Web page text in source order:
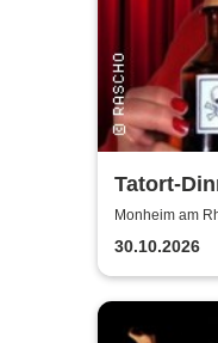
Tatort-
für Mord
Monheim am
30.10.2026